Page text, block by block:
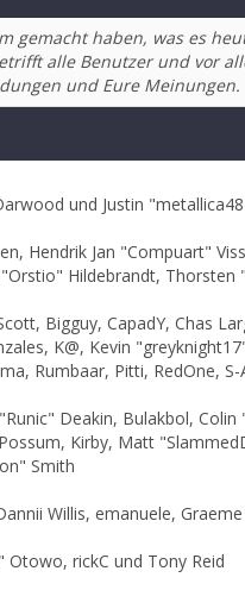
gemacht haben, was es
alle Benutzer und vor
und Eure Meinungen.
und Justin
Hendrik Jan "Compuart"
Hildebrandt, Thorsten
Bigguy, CapadY, Chas
K@, Kevin
Rumbaar, Pitti, RedOne,
Deakin, Bulakbol,
Kirby, Matt
Smith
Willis, emanuele,
Otowo, rickC und Tony Reid